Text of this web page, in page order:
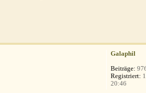
Galaphil
Beiträge:
Registriert:
20:46